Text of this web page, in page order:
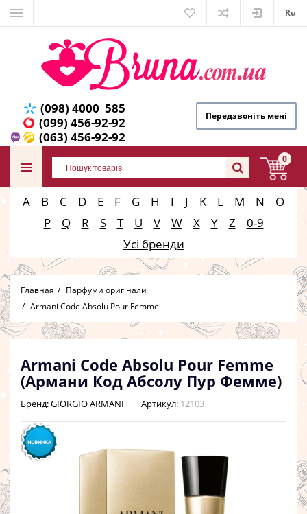
Ru
(098) 4000 585
(099) 456-92-92
(063) 456-92-92
Передзвоніть мені
0
A B C D E F G H I J K L M N
O
P
Q R S T U V W X Y Z
0-9
Усі бренди
Главная
Парфуми оригінали
Armani Code Absolu Pour Femme
Armani Code Absolu Pour Femme
(Армани Код Абсолу Пур Фемме)
Бренд:GIORGIO ARMANI Артикул: 12103